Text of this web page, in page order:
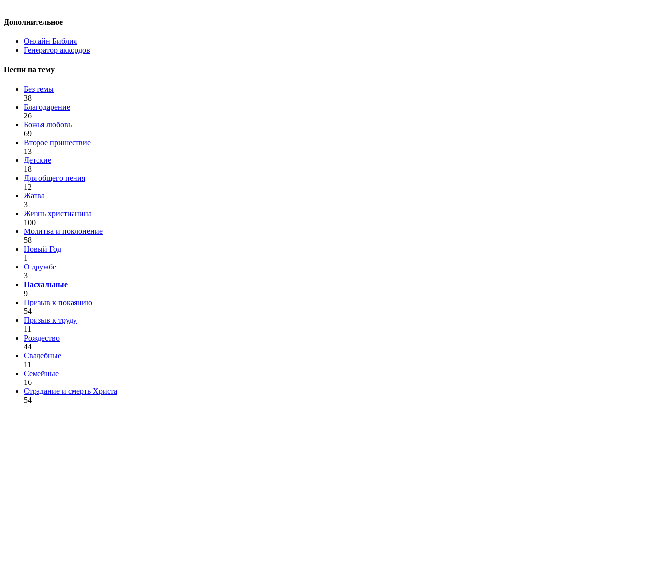
Дополнительное
Онлайн Библия
Генератор аккордов
Песни на тему
Без темы
38
Благодарение
26
Божья любовь
69
Второе пришествие
13
Детские
18
Для общего пения
12
Жатва
3
Жизнь христианина
100
Молитва и поклонение
58
Новый Год
1
О дружбе
3
Пасхальные
9
Призыв к покаянию
54
Призыв к труду
11
Рождество
44
Свадебные
11
Семейные
16
Страдание и смерть Христа
54